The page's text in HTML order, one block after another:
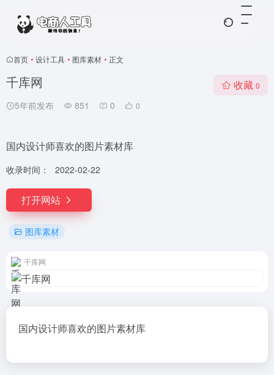
首页 • 设计工具 • 图库素材 • 正文
千库网
5年前发布 851 0 0
收藏 0
国内设计师喜欢的图片素材库
收录时间： 2022-02-22
打开网站
图库素材
千库网
国内设计师喜欢的图片素材库